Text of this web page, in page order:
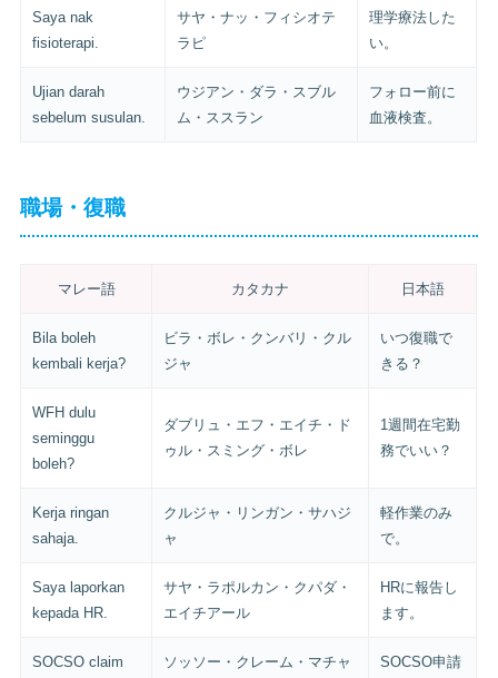
Saya nak
fisioterapi.
サヤ・ナッ・フィシオテ
ラピ
理学療法した
い。
Ujian darah
sebelum susulan.
ウジアン・ダラ・スブル
ム・ススラン
フォロー前に
血液検査。
職場・復職
マレー語 カタカナ 日本語
Bila boleh
kembali kerja?
ビラ・ボレ・クンバリ・クル
ジャ
いつ復職で
きる？
WFH dulu
seminggu
boleh?
ダブリュ・エフ・エイチ・ド
ゥル・スミング・ボレ
1週間在宅勤
務でいい？
Kerja ringan
sahaja.
クルジャ・リンガン・サハジ
ャ
軽作業のみ
で。
Saya laporkan
kepada HR.
サヤ・ラポルカン・クパダ・
エイチアール
HRに報告し
ます。
SOCSO claim
ソッソー・クレーム・マチャ
SOCSO申請